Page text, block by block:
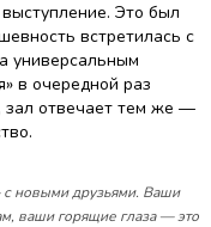
Это был
встретилась с
универсальным
в очередной раз
зал отвечает тем же —
новыми друзьями. Ваши
ваши горящие глаза — это